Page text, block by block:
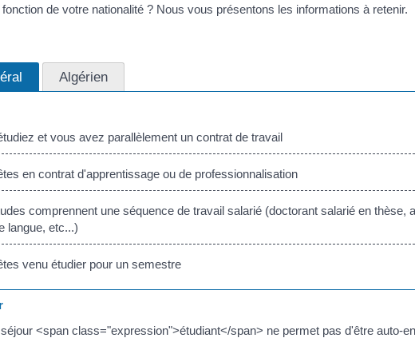
de votre nationalité ? Nous vous présentons les informations à retenir.
Algérien
et vous avez parallèlement un contrat de travail
en contrat d'apprentissage ou de professionnalisation
comprennent une séquence de travail salarié (doctorant salarié en
langue, etc...)
venu étudier pour un semestre
<span class="expression">étudiant</span> ne permet pas d'être auto-